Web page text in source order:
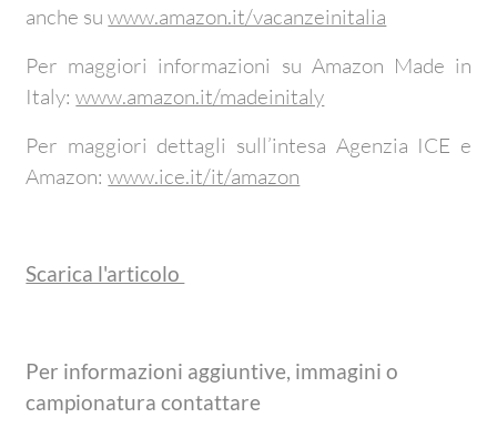
anche suwww.amazon.it/vacanzeinitalia
Per maggiori informazioni su Amazon Made in
Italy:www.amazon.it/madeinitaly
Per maggiori dettagli sull’intesa Agenzia ICE e
Amazon:www.ice.it/it/amazon
Scarica l'articolo
Per informazioni aggiuntive, immagini o
campionatura contattare